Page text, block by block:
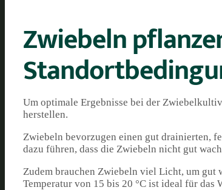
Zwiebeln
Um optimale Ergebnisse bei der
herstellen.
Zwiebeln bevorzugen einen gut drainierten,
dazu führen, dass die Zwiebeln nicht gut
Zudem brauchen Zwiebeln viel Licht, um gut
Temperatur von 15 bis 20 °C ist ideal für das